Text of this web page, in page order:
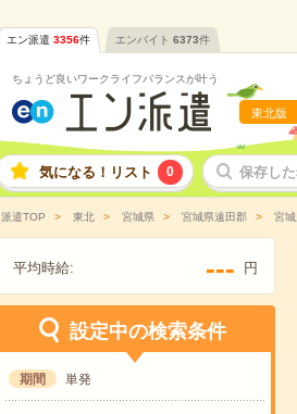
エン派遣 3356件 エンバイト 6373件
ちょうど良いワークライフバランスが叶う
東北版
気になる！リスト 0 保存し
派遣TOP 東北 宮城県 宮城県遠田郡 宮
平均時給: --- 円
設定中の検索条件
期間 単発